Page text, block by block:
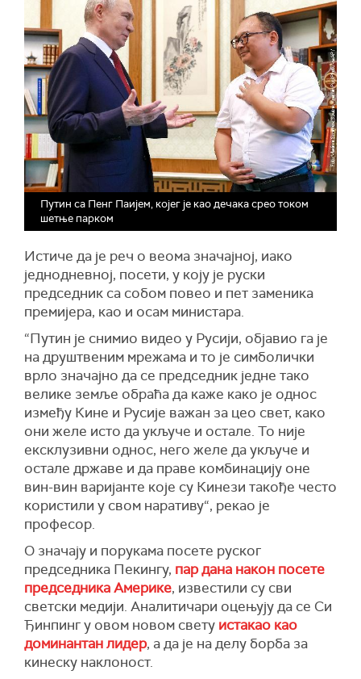
Путин са Пенг Паијем, којег је као дечака срео током
шетње парком
Истиче да је реч о веома значајној, иако
једнодневној, посети, у коју је руски
председник са собом повео и пет заменика
премијера, као и осам министара.
“Путин је снимио видео у Русији, објавио га је
на друштвеним мрежама и то је симболички
врло значајно да се председник једне тако
велике земље обраћа да каже како је однос
између Кине и Русије важан за цео свет, како
они желе исто да укључе и остале. То није
ексклузивни однос, него желе да укључе и
остале државе и да праве комбинацију оне
вин-вин варијанте које су Кинези такође често
користили у свом наративу“, рекао је
професор.
О значају и порукама посете руског
председника Пекингу, пар дана након посете
председника Америке, известили су сви
светски медији. Аналитичари оцењују да се Си
Ђинпинг у овом новом свету истакао као
доминантан лидер, а да је на делу борба за
кинеску наклоност.